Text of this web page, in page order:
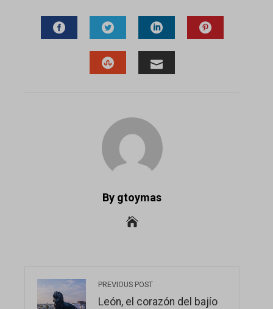
FACEBOOKTWITTERLINKEDIN
By gtoymas
PREVIOUS POST
León, el corazón del bajío